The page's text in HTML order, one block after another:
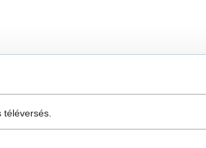
téléversés.